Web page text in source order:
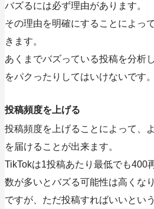
バズるには必ず理由があります。
その理由を明確にすることによっ
きます。
あくまでバズっている投稿を分析
をパクったりしてはいけないです。
投稿頻度を上げる
投稿頻度を上げることによって、
を届けることが出来ます。
TikTokは1投稿あたり最低でも400
数が多いとバズる可能性は高くなり
ですが、ただ投稿すればいいとい